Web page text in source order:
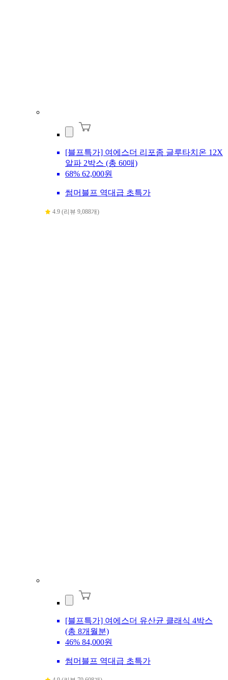
[블프특가] 여에스더 리포좀 글루타치온 12X
알파 2박스 (총 60매)
68% 62,000원
썸머블프 역대급 초특가
4.9 (리뷰 9,088개)
[블프특가] 여에스더 유산균 클래식 4박스
(총 8개월분)
46% 84,000원
썸머블프 역대급 초특가